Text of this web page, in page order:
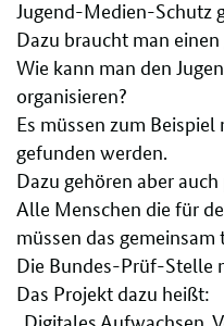
Jugend-Medien-Schutz
Dazu braucht man
Wie kann man den
organisieren?
Es müssen zum
gefunden werden.
Dazu gehören aber
Alle Menschen die für
müssen das gemeinsam
Die Bundes-Prüf-Stelle
Das Projekt dazu heißt:
„Digitales Aufwachsen.